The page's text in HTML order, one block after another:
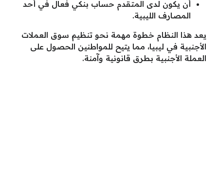
أن يكون لدى المتقدم حساب بنكي فعال في أحد
المصارف الليبية.
يعد هذا النظام خطوة مهمة نحو تنظيم سوق العملات
الأجنبية في ليبيا، مما يتيح للمواطنين الحصول على
العملة الأجنبية بطرق قانونية وآمنة.